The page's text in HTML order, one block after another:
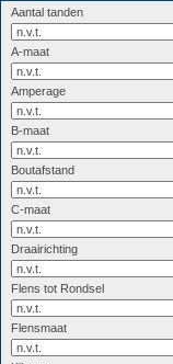
Aantal tanden
A-maat
Amperage
B-maat
Boutafstand
C-maat
Draairichting
Flens tot Rondsel
Flensmaat